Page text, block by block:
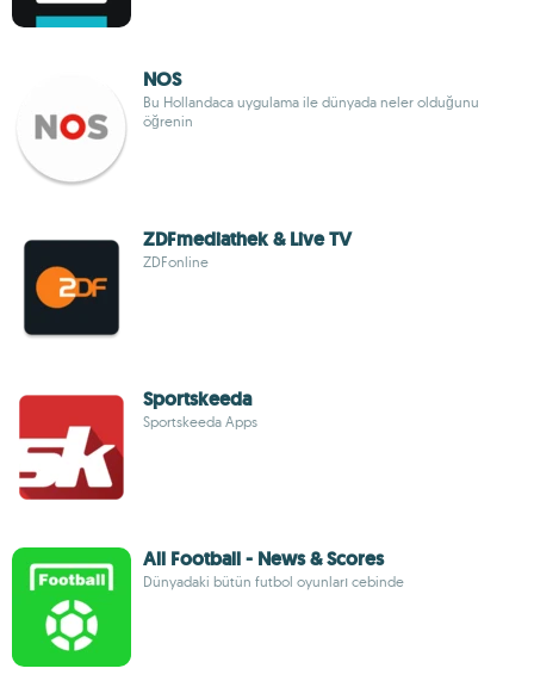
NOS
Bu Hollandaca uygulama ile dünyada neler olduğunu
öğrenin
ZDFmediathek & Live TV
ZDFonline
Sportskeeda
Sportskeeda Apps
All Football - News & Scores
Dünyadaki bütün futbol oyunları cebinde